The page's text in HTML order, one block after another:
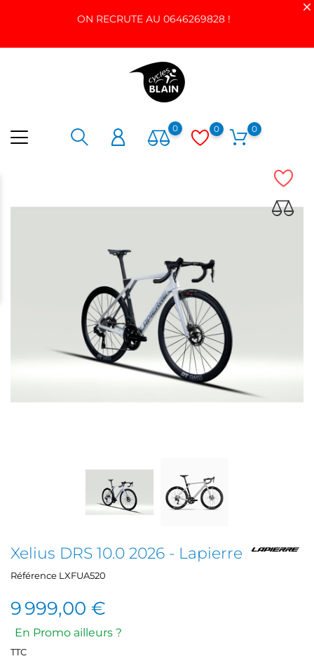
ON RECRUTE AU 0646269828 !
0 0 0
Xelius DRS 10.0 2026 - Lapierre
Référence LXFUA520
9 999,00 €
En Promo ailleurs ?
TTC